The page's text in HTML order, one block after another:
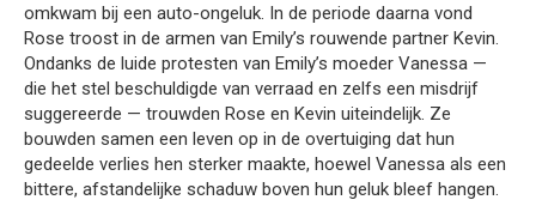
omkwam bij een auto-ongeluk. In de periode daarna vond
Rose troost in de armen van Emily’s rouwende partner Kevin.
Ondanks de luide protesten van Emily’s moeder Vanessa —
die het stel beschuldigde van verraad en zelfs een misdrijf
suggereerde — trouwden Rose en Kevin uiteindelijk. Ze
bouwden samen een leven op in de overtuiging dat hun
gedeelde verlies hen sterker maakte, hoewel Vanessa als een
bittere, afstandelijke schaduw boven hun geluk bleef hangen.